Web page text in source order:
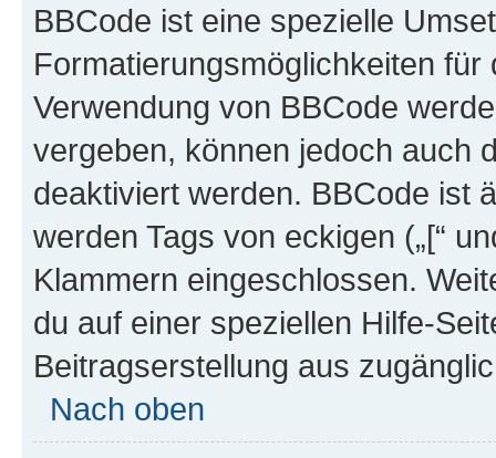
BBCode ist eine spezielle
Formatierungsmöglichkeiten
Verwendung von BBCode
vergeben, können jedoch auch
deaktiviert werden. BBCode ist
werden Tags von eckigen („[“
Klammern eingeschlossen.
du auf einer speziellen Hilfe-
Beitragserstellung aus
Nach oben